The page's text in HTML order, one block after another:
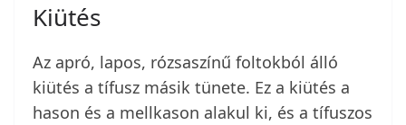
Kiütés
Az apró, lapos, rózsaszínű foltokból álló
kiütés a tífusz másik tünete. Ez a kiütés a
hason és a mellkason alakul ki, és a tífuszos